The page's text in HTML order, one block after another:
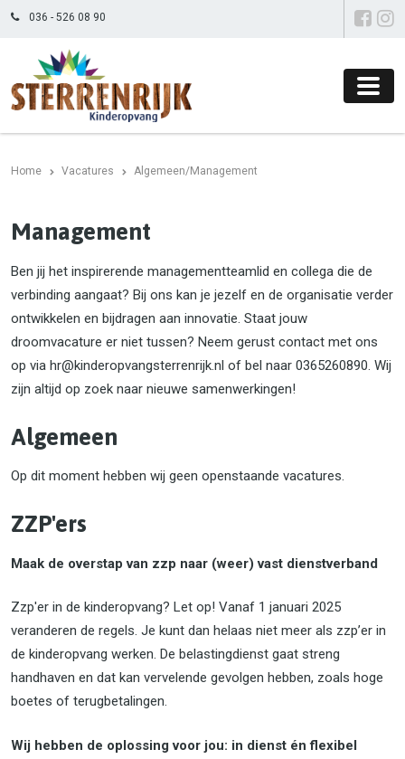
036 - 526 08 90
Home Vacatures Algemeen/Management
Management
Ben jij het inspirerende managementteamlid en collega die de
verbinding aangaat? Bij ons kan je jezelf en de organisatie verder
ontwikkelen en bijdragen aan innovatie. Staat jouw
droomvacature er niet tussen? Neem gerust contact met ons
op via hr@kinderopvangsterrenrijk.nl of bel naar 0365260890. Wij
zijn altijd op zoek naar nieuwe samenwerkingen!
Algemeen
Op dit moment hebben wij geen openstaande vacatures.
ZZP'ers
Maak de overstap van zzp naar (weer) vast dienstverband
Zzp'er in de kinderopvang? Let op! Vanaf 1 januari 2025
veranderen de regels. Je kunt dan helaas niet meer als zzp’er in
de kinderopvang werken. De belastingdienst gaat streng
handhaven en dat kan vervelende gevolgen hebben, zoals hoge
boetes of terugbetalingen.
Wij hebben de oplossing voor jou: in dienst én flexibel